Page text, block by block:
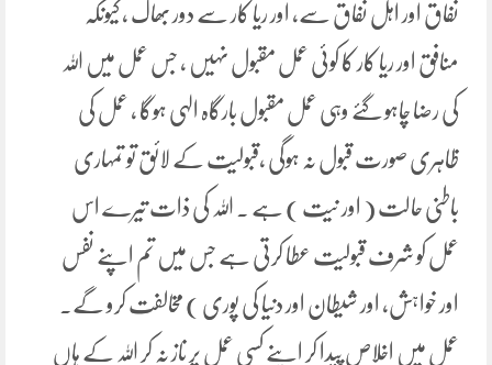
نفاق اور اہل نفاق سے، اور ریا کار سے دور بھاگ ، کیونکہ
منافق اور ریا کار کا کوئی عمل مقبول نہیں ، جس عمل میں اللہ
کی رضا چاہو گئے وہی عمل مقبول بارگاہ الہی ہوگا ، عمل کی
ظاہری صورت قبول نہ ہوگی ،قبولیت کے لائق تو تمہاری
باطنی حالت ( اور نیت ) ہے ۔ اللہ کی ذات تیرے اس
عمل کو شرف قبولیت عطا کرتی ہے جس میں تم اپنے نفس
اور خواہش، اور شیطان اور دنیا کی پوری ) مخالفت کرو گے۔
عمل میں اخلاص پیدا کر اپنے کسی عمل پر ناز نہ کر اللہ کے ہاں